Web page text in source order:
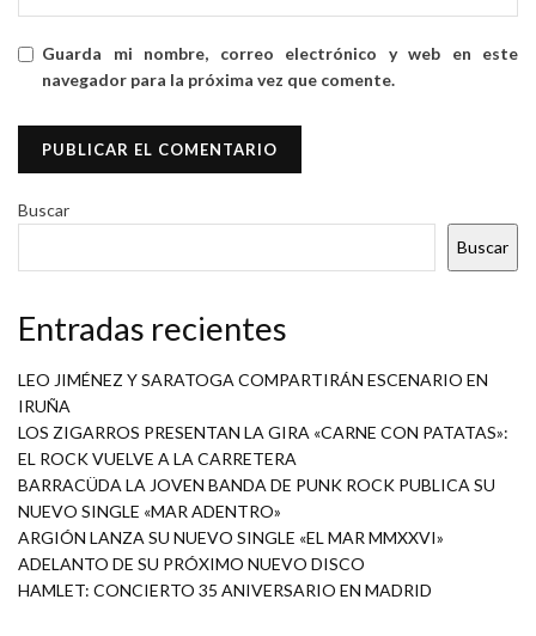
Guarda mi nombre, correo electrónico y web en este
navegador para la próxima vez que comente.
Buscar
Buscar
Entradas recientes
LEO JIMÉNEZ Y SARATOGA COMPARTIRÁN ESCENARIO EN
IRUÑA
LOS ZIGARROS PRESENTAN LA GIRA «CARNE CON PATATAS»:
EL ROCK VUELVE A LA CARRETERA
BARRACÜDA LA JOVEN BANDA DE PUNK ROCK PUBLICA SU
NUEVO SINGLE «MAR ADENTRO»
ARGIÓN LANZA SU NUEVO SINGLE «EL MAR MMXXVI»
ADELANTO DE SU PRÓXIMO NUEVO DISCO
HAMLET: CONCIERTO 35 ANIVERSARIO EN MADRID